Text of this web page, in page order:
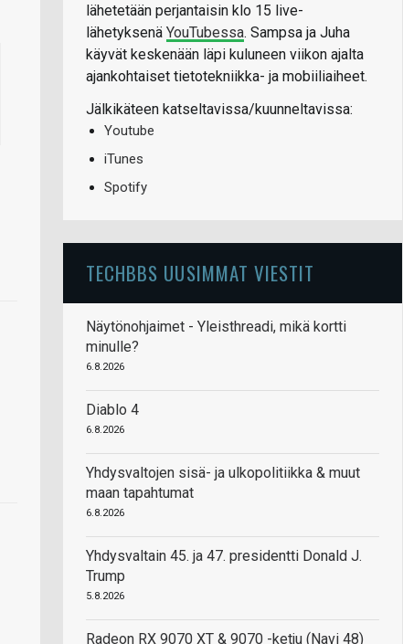
lähetetään perjantaisin klo 15 live-
lähetyksenä YouTubessa. Sampsa ja Juha
käyvät keskenään läpi kuluneen viikon ajalta
ajankohtaiset tietotekniikka- ja mobiiliaiheet.
Jälkikäteen katseltavissa/kuunneltavissa:
Youtube
iTunes
Spotify
TECHBBS UUSIMMAT VIESTIT
Näytönohjaimet - Yleisthreadi, mikä kortti
minulle?
6.8.2026
Diablo 4
6.8.2026
Yhdysvaltojen sisä- ja ulkopolitiikka & muut
maan tapahtumat
6.8.2026
Yhdysvaltain 45. ja 47. presidentti Donald J.
Trump
5.8.2026
Radeon RX 9070 XT & 9070 -ketju (Navi 48)